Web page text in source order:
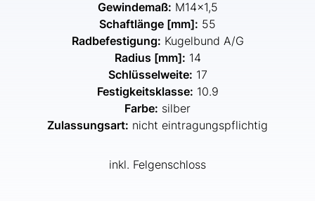
Gewindemaß: M14x1,5
Schaftlänge [mm]: 55
Radbefestigung: Kugelbund A/G
Radius [mm]: 14
Schlüsselweite: 17
Festigkeitsklasse: 10.9
Farbe: silber
Zulassungsart: nicht eintragungspflichtig
inkl. Felgenschloss